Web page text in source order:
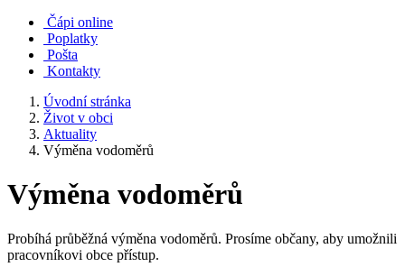
Čápi online
Poplatky
Pošta
Kontakty
Úvodní stránka
Život v obci
Aktuality
Výměna vodoměrů
Výměna vodoměrů
Probíhá průběžná výměna vodoměrů. Prosíme občany, aby umožnili
pracovníkovi obce přístup.